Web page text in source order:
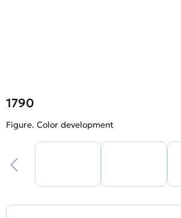
1790
Figure. Color development